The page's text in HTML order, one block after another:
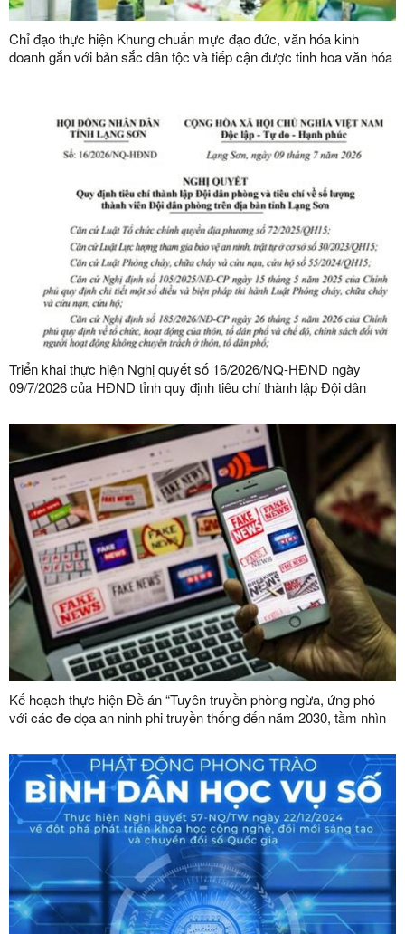
Chỉ đạo thực hiện Khung chuẩn mực đạo đức, văn hóa kinh
doanh gắn với bản sắc dân tộc và tiếp cận được tinh hoa văn hóa
Triển khai thực hiện Nghị quyết số 16/2026/NQ-HĐND ngày
09/7/2026 của HĐND tỉnh quy định tiêu chí thành lập Đội dân
bàn tỉnh
Kế hoạch thực hiện Đề án “Tuyên truyền phòng ngừa, ứng phó
với các đe dọa an ninh phi truyền thống đến năm 2030, tầm nhìn